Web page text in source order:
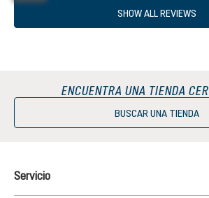
SHOW ALL REVIEWS
ENCUENTRA UNA TIENDA
BUSCAR UNA TIENDA
Servicio